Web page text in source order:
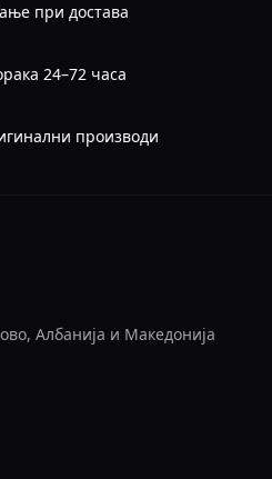
при достава
24–72 часа
производи
Албанија и Македонија